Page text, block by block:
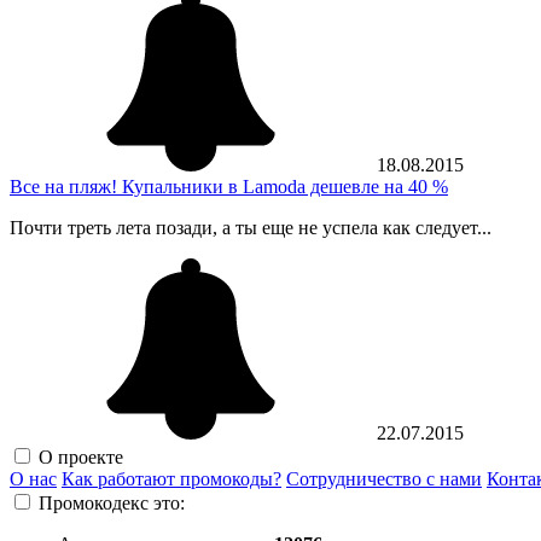
18.08.2015
Все на пляж! Купальники в Lamoda дешевле на 40 %
Почти треть лета позади, а ты еще не успела как следует...
22.07.2015
О проекте
О нас Как работают промокоды? Сотрудничество с нами
Промокодекс это: